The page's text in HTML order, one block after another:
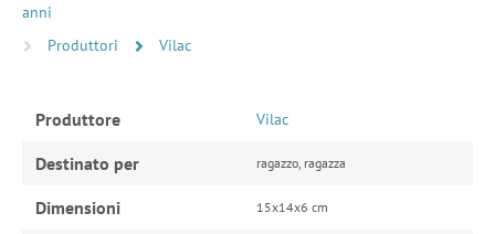
anni
Produttori
Vilac
Produttore Vilac
Destinato per ragazzo, ragazza
Dimensioni 15x14x6 cm